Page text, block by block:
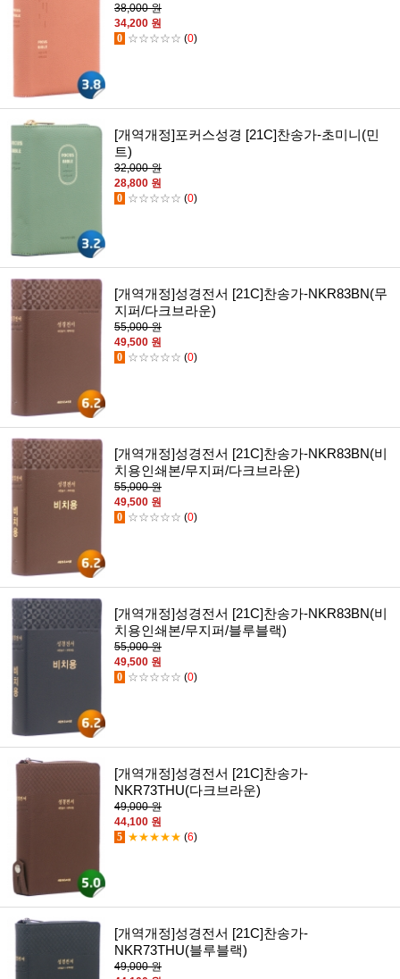
38,000 원
34,200 원
0 ☆☆☆☆☆ (0)
[개역개정]포커스성경 [21C]찬송가-초미니(민
트)
32,000 원
28,800 원
0 ☆☆☆☆☆ (0)
[개역개정]성경전서 [21C]찬송가-NKR83BN(무
지퍼/다크브라운)
55,000 원
49,500 원
0 ☆☆☆☆☆ (0)
[개역개정]성경전서 [21C]찬송가-NKR83BN(비
치용인쇄본/무지퍼/다크브라운)
55,000 원
49,500 원
0 ☆☆☆☆☆ (0)
[개역개정]성경전서 [21C]찬송가-NKR83BN(비
치용인쇄본/무지퍼/블루블랙)
55,000 원
49,500 원
0 ☆☆☆☆☆ (0)
[개역개정]성경전서 [21C]찬송가-
NKR73THU(다크브라운)
49,000 원
44,100 원
5 ★★★★★ (6)
[개역개정]성경전서 [21C]찬송가-
NKR73THU(블루블랙)
49,000 원